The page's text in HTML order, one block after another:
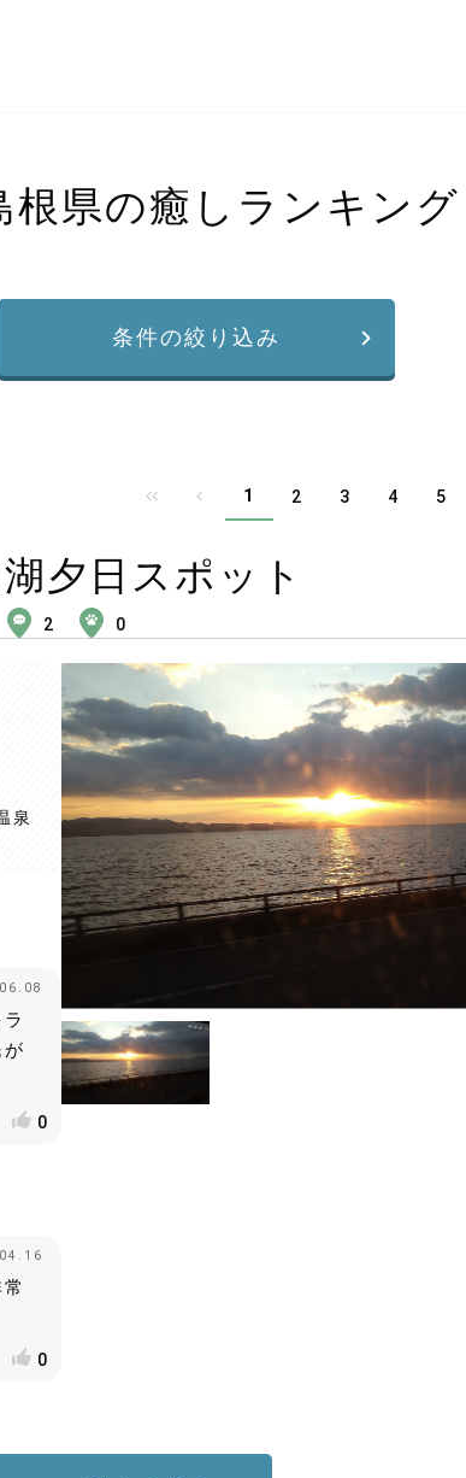
根県の癒しランキング
条件の絞り込み
1 2 3 4 5
夕日スポット
2 0
泉
0
0